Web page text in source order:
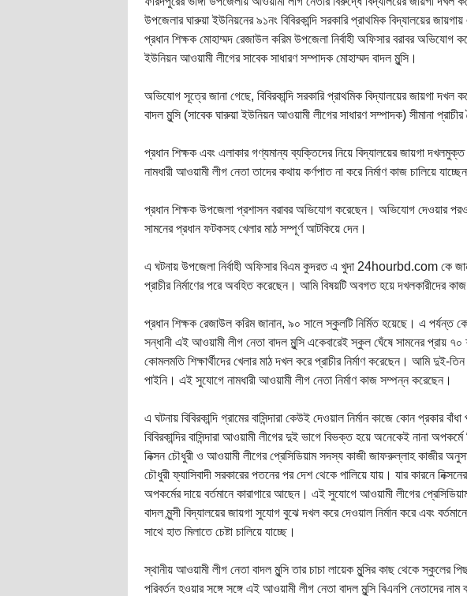
উপজেলার ঘারুয়া ইউনিয়নের ৯১নং বিবিরকান্দি সরকারি প্রাথমিক বিদ্যালয়ের
প্রধান শিক্ষক মোহাম্মদ রেজাউল করিম উপজেলা নির্বাহী অফিসার বরাবর অভিযোগ
ইউনিয়ন আওয়ামী লীগের সাবেক সাধারণ সম্পাদক মোহাম্মদ বাদল মুন্সি।
অভিযোগ সূত্রে জানা গেছে, বিবিরকান্দি সরকারি প্রাথমিক বিদ্যালয়ের জায়গা দখল
বাদল মুন্সি (সাবেক ঘারুয়া ইউনিয়ন আওয়ামী লীগের সাধারণ সম্পাদক) সীমানা
প্রধান শিক্ষক এবং এলাকার গণ্যমান্য ব্যক্তিদের নিয়ে বিদ্যালয়ের জায়গা দখলমুক্ত
নামধারী আওয়ামী লীগ নেতা তাদের কথায় কর্ণপাত না করে নির্মাণ কাজ চালিয়ে
প্রধান শিক্ষক উপজেলা প্রশাসন বরাবর অভিযোগ করেছেন। অভিযোগ দেওয়ার পরও
সামনের প্রধান ফটকসহ খেলার মাঠ সম্পূর্ণ আটকিয়ে দেন।
এ ঘটনায় উপজেলা নির্বাহী অফিসার বিএম কুদরত এ খুদা 24hourbd.com কে
প্রাচীর নির্মাণের পরে অবহিত করেছেন। আমি বিষয়টি অবগত হয়ে দখলকারীদের কাজ
প্রধান শিক্ষক রেজাউল করিম জানান, ৯০ সালে স্কুলটি নির্মিত হয়েছে। এ
সন্ধানী এই আওয়ামী লীগ নেতা বাদল মুন্সি একেবারেই স্কুল ঘেঁষে সামনের প্রায়
কোমলমতি শিক্ষার্থীদের খেলার মাঠ দখল করে প্রাচীর নির্মাণ করেছেন। আমি দুই-
পাইনি। এই সুযোগে নামধারী আওয়ামী লীগ নেতা নির্মাণ কাজ সম্পন্ন করেছেন।
এ ঘটনায় বিবিরকান্দি গ্রামের বাসিন্দারা কেউই দেওয়াল নির্মান কাজে কোন প্রকার
বিবিরকান্দির বাসিন্দারা আওয়ামী লীগের দুই ভাগে বিভক্ত হয়ে অনেকেই নানা
নিক্সন চৌধুরী ও আওয়ামী লীগের প্রেসিডিয়াম সদস্য কাজী জাফরুল্লাহ কাজীর
চৌধুরী ফ্যাসিবাদী সরকারের পতনের পর দেশ থেকে পালিয়ে যায়। যার কারনে
অপকর্মের দায়ে বর্তমানে কারাগারে আছেন। এই সুযোগে আওয়ামী লীগের
বাদল মুন্সী বিদ্যালয়ের জায়গা সুযোগ বুঝে দখল করে দেওয়াল নির্মান করে এবং
সাথে হাত মিলাতে চেষ্টা চালিয়ে যাচ্ছে।
স্থানীয় আওয়ামী লীগ নেতা বাদল মুন্সি তার চাচা লায়েক মুন্সির কাছ থেকে
পরিবর্তন হওয়ার সঙ্গে সঙ্গে এই আওয়ামী লীগ নেতা বাদল মুন্সি বিএনপি নেতাদের